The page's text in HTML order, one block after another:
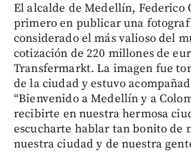
El alcalde de Medellín, Federico
primero en publicar una
considerado el más valioso del
cotización de 220 millones de
Transfermarkt. La imagen fue
de la ciudad y estuvo
“Bienvenido a Medellín y a
recibirte en nuestra hermosa
escucharte hablar tan bonito de
nuestra ciudad y de nuestra